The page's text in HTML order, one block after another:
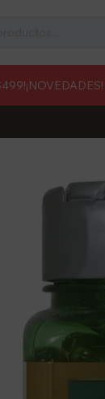
¡NOVEDADES!